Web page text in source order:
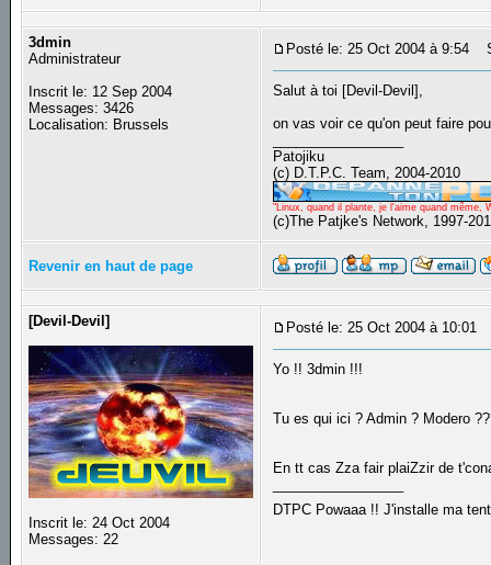
3dmin
Administrateur
Inscrit le: 12 Sep 2004
Messages: 3426
Localisation: Brussels
Posté le: 25 Oct 2004 à 9:54
Salut à toi [Devil-Devil],
on vas voir ce qu'on peut faire
Patojiku
(c) D.T.P.C. Team, 2004-2010
"Linux, quand il plante, je l'aime quand même,
(c)The Patjke's Network, 1997-
Revenir en haut de page
[Devil-Devil]
Inscrit le: 24 Oct 2004
Messages: 22
Posté le: 25 Oct 2004 à 10:01
Yo !! 3dmin !!!
Tu es qui ici ? Admin ? Modero
En tt cas Zza fair plaiZzir de
DTPC Powaaa !! J'installe ma